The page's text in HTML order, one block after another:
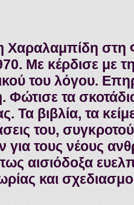
Χαραλαμπίδη στη
Με κέρδισε με
του λόγου.
τα
Τα βιβλία, τα
του,
για τους νέους
αισιόδοξα
και